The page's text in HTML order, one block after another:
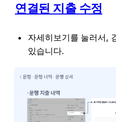
연결된 지출 수정
자세히보기를 눌러서,
있습니다.